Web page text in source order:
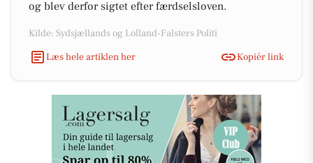
og blev derfor sigtet efter færdselsloven.
Kilde: Sydsjællands og Lolland-Falsters Politi
Læs hele artiklen her
Kopiér link